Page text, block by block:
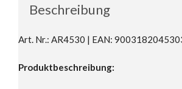
Beschreibung
Art. Nr.: AR4530 | EAN:
Produktbeschreibung: